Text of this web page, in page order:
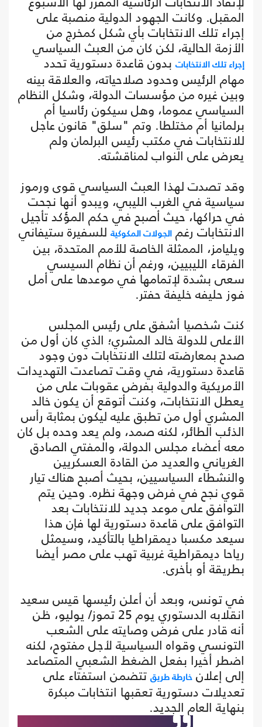
المقبل. وكانت الجهود الدولية منصبة على
إجراء تلك الانتخابات بأي شكل كمخرج من
الأزمة الحالية، لكن كان من العبث السياسي
إجراء تلك الانتخابات بدون قاعدة دستورية تحدد
مهام الرئيس وحدود صلاحياته، والعلاقة بينه
وبين غيره من مؤسسات الدولة، وشكل النظام
السياسي عموما، وهل سيكون رئاسيا أم
برلمانيا أم مختلطا. وتم "سلق" قانون عاجل
للانتخابات في مكتب رئيس البرلمان ولم
يعرض على النواب لمناقشته.
وقد تصدت لهذا العبث السياسي قوى ورموز
سياسية في الغرب الليبي، ويبدو أنها نجحت
في حراكها، حيث أصبح في حكم المؤكد تأجيل
الانتخابات رغم الجولات المكوكية للسفيرة ستيفاني
ويليامز، الممثلة الخاصة للأمم المتحدة، بين
الفرقاء الليبيين، ورغم أن نظام السيسي
سعى بشدة لإتمامها في موعدها على أمل
فوز حليفه خليفة حفتر.
كنت شخصيا أشفق على رئيس المجلس
الأعلى للدولة خالد المشري؛ الذي كان أول من
صدح بمعارضته لتلك الانتخابات دون وجود
قاعدة دستورية، في وقت تصاعدت التهديدات
الأمريكية والدولية بفرض عقوبات على من
يعطل الانتخابات، وكنت أتوقع أن يكون خالد
المشري أول من تطبق عليه ليكون بمثابة رأس
الذئب الطائر، لكنه صمد، ولم يعد وحده بل كان
معه أعضاء مجلس الدولة، والمفتي الصادق
الغرياني والعديد من القادة العسكريين
والنشطاء السياسيين، بحيث أصبح هناك تيار
قوي نجح في فرض وجهة نظره. وحين يتم
التوافق على موعد جديد للانتخابات بعد
التوافق على قاعدة دستورية لها فإن هذا
سيعد مكسبا ديمقراطيا بالتأكيد، وسيمثل
رياحا ديمقراطية غربية تهب على مصر أيضا
بطريقة أو بأخرى.
في تونس، وبعد أن أعلن رئيسها قيس سعيد
انقلابه الدستوري يوم 25 تموز/ يوليو، ظن
أنه قادر على فرض وصايته على الشعب
التونسي وقواه السياسية لأجل مفتوح، لكنه
اضطر أخيرا بفعل الضغط الشعبي المتصاعد
إلى إعلان خارطة طريق تتضمن استفتاء على
تعديلات دستورية تعقبها انتخابات مبكرة
بنهاية العام الجديد.